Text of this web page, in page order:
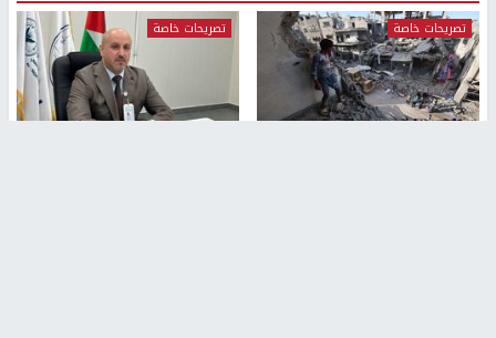
تصريحات خاصة تصريحات خاصة